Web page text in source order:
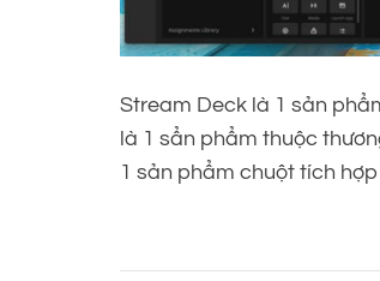
Stream Deck là 1 sản
là 1 sẩn phẩm thuộc
1 sản phẩm chuột tích